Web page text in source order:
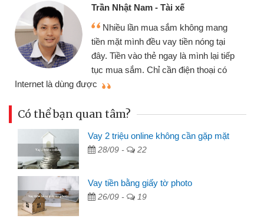
Trần Nhật Nam - Tài xế
Nhiều lần mua sắm không mang
tiền mặt mình đều vay tiền nóng tại
đây. Tiền vào thẻ ngay là mình lại tiếp
tục mua sắm. Chỉ cần điện thoại có
Internet là dùng được
Có thể bạn quan tâm?
Vay 2 triệu online không cần gặp mặt
28/09 - 22
Vay tiền bằng giấy tờ photo
26/09 - 19